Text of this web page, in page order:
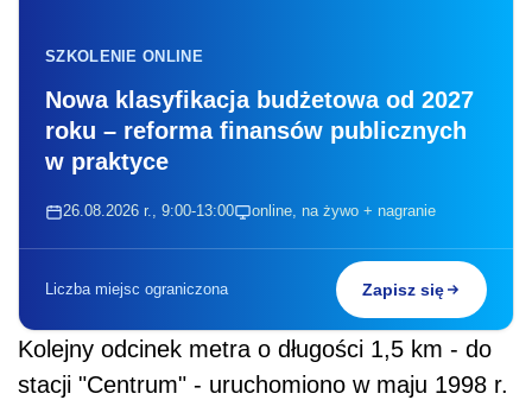
SZKOLENIE ONLINE
Nowa klasyfikacja budżetowa od 2027
roku – reforma finansów publicznych
w praktyce
26.08.2026 r., 9:00-13:00 online, na żywo + nagranie
Liczba miejsc ograniczona Zapisz się
Kolejny odcinek metra o długości 1,5 km - do
stacji "Centrum" - uruchomiono w maju 1998 r.